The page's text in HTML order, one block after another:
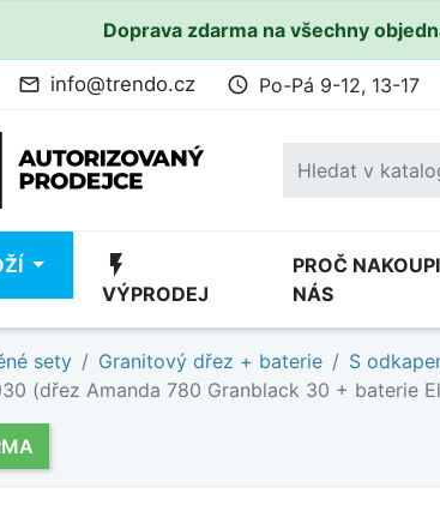
Doprava zdarma na všechny
mail_outline info@trendo.cz access_time Po-Pá 9-12, 13-17
flash_on
VÝPRODEJ
PROČ
NÁS
sety Granitový dřez + baterie
S
(dřez Amanda 780 Granblack 30 + baterie